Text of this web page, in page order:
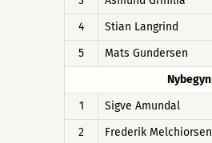
4
Stian Langrind
5
Mats Gundersen
1
Sigve Amundal
2
Frederik Melchiorsen